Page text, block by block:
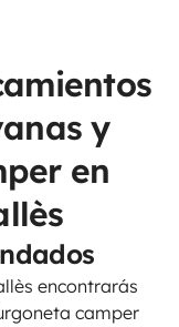
y
en
encontrarás
camper